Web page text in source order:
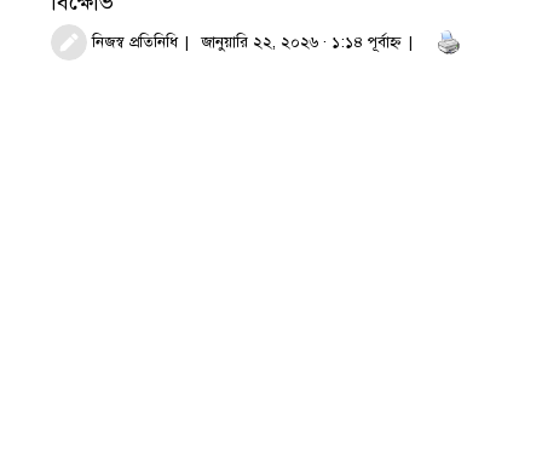
নিজস্ব প্রতিনিধি জানুয়ারি ২২, ২০২৬ · ১:১৪ পূর্বাহ্ণ